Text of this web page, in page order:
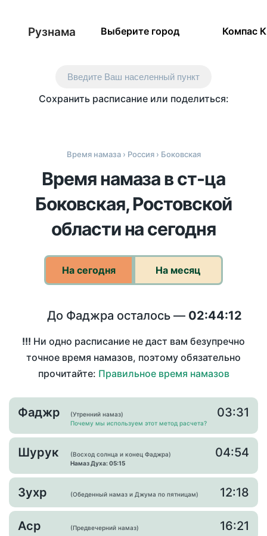
Рузнама Выберите город Компас
Введите Ваш населенный пункт
Сохранить расписание или поделиться:
Время намаза› Россия› Боковская
Время намаза в ст-ца
Боковская, Ростовской
области на сегодня
На сегодня На месяц
До Фаджра осталось — 02:44:12
!!! Ни одно расписание не даст вам безупречно
точное время намазов, поэтому обязательно
прочитайте: Правильное время намазов
Фаджр
(Утренний намаз)
Почему мы используем этот метод расчета?
03:31
Шурук
(Восход солнца и конец Фаджра)
Намаз Духа: 05:15
04:54
Зухр (Обеденный намаз и Джума по пятницам) 12:18
Аср (Предвечерний намаз) 16:21